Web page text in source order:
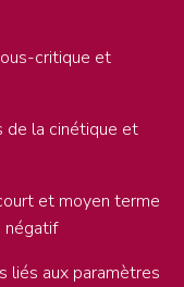
critique et
de la cinétique et
et moyen terme
négatif
liés aux paramètres